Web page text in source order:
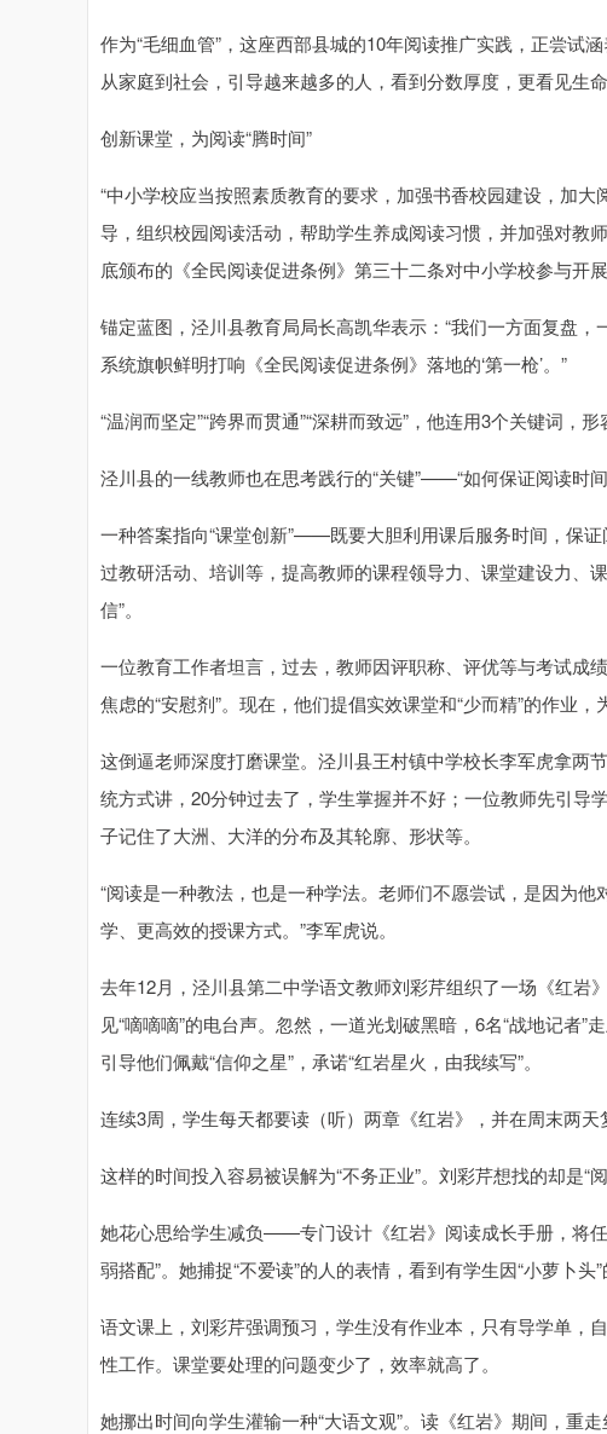
作为“毛细血管”，这座西部县城的10年阅读推广实践，正尝试
从家庭到社会，引导越来越多的人，看到分数厚度，更看见生
创新课堂，为阅读“腾时间”
“中小学校应当按照素质教育的要求，加强书香校园建设，加
导，组织校园阅读活动，帮助学生养成阅读习惯，并加强对教
底颁布的《全民阅读促进条例》第三十二条对中小学校参与开
锚定蓝图，泾川县教育局局长高凯华表示：“我们一方面复盘
系统旗帜鲜明打响《全民阅读促进条例》落地的‘第一枪’。”
“温润而坚定”“跨界而贯通”“深耕而致远”，他连用3个关键词，形
泾川县的一线教师也在思考践行的“关键”——“如何保证阅读时
一种答案指向“课堂创新”——既要大胆利用课后服务时间，保
过教研活动、培训等，提高教师的课程领导力、课堂建设力、
信”。
一位教育工作者坦言，过去，教师因评职称、评优等与考试成
焦虑的“安慰剂”。现在，他们提倡实效课堂和“少而精”的作业，
这倒逼老师深度打磨课堂。泾川县王村镇中学校长李军虎拿两
统方式讲，20分钟过去了，学生掌握并不好；一位教师先引导
子记住了大洲、大洋的分布及其轮廓、形状等。
“阅读是一种教法，也是一种学法。老师们不愿尝试，是因为
学、更高效的授课方式。”李军虎说。
去年12月，泾川县第二中学语文教师刘彩芹组织了一场《红
见“嘀嘀嘀”的电台声。忽然，一道光划破黑暗，6名“战地记者
引导他们佩戴“信仰之星”，承诺“红岩星火，由我续写”。
连续3周，学生每天都要读（听）两章《红岩》，并在周末两天
这样的时间投入容易被误解为“不务正业”。刘彩芹想找的却是“阅
她花心思给学生减负——专门设计《红岩》阅读成长手册，将
弱搭配”。她捕捉“不爱读”的人的表情，看到有学生因“小萝卜头
语文课上，刘彩芹强调预习，学生没有作业本，只有导学单，
性工作。课堂要处理的问题变少了，效率就高了。
她挪出时间向学生灌输一种“大语文观”。读《红岩》期间，重